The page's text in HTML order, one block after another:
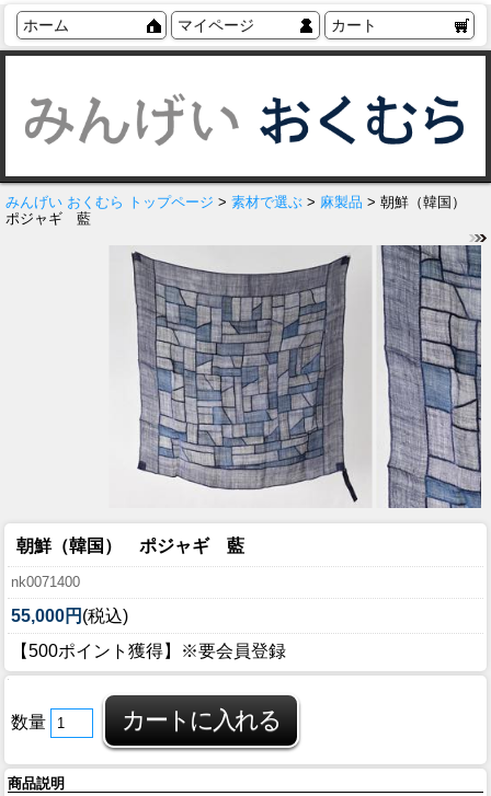
ホーム マイページ カート
みんげい おくむら トップページ > 素材で選ぶ > 麻製品 > 朝鮮（韓国）
ポジャギ 藍
朝鮮（韓国） ポジャギ 藍
nk0071400
55,000円 (税込)
【500ポイント獲得】※要会員登録
数量
商品説明